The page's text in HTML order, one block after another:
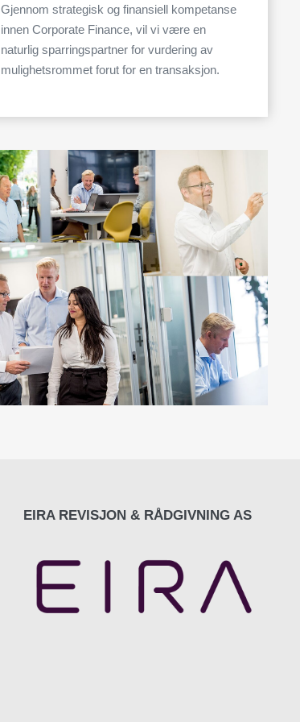
Gjennom strategisk og finansiell kompetanse
innen Corporate Finance, vil vi være en
naturlig sparringspartner for vurdering av
mulighetsrommet forut for en transaksjon.
EIRA REVISJON & RÅDGIVNING AS